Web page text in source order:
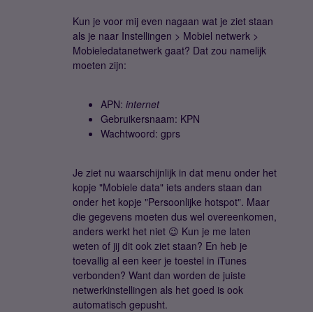
Kun je voor mij even nagaan wat je ziet staan
als je naar Instellingen > Mobiel netwerk >
Mobieledatanetwerk gaat? Dat zou namelijk
moeten zijn:
APN: internet
Gebruikersnaam: KPN
Wachtwoord: gprs
Je ziet nu waarschijnlijk in dat menu onder het
kopje "Mobiele data" iets anders staan dan
onder het kopje "Persoonlijke hotspot". Maar
die gegevens moeten dus wel overeenkomen,
anders werkt het niet 😉 Kun je me laten
weten of jij dit ook ziet staan? En heb je
toevallig al een keer je toestel in iTunes
verbonden? Want dan worden de juiste
netwerkinstellingen als het goed is ook
automatisch gepusht.